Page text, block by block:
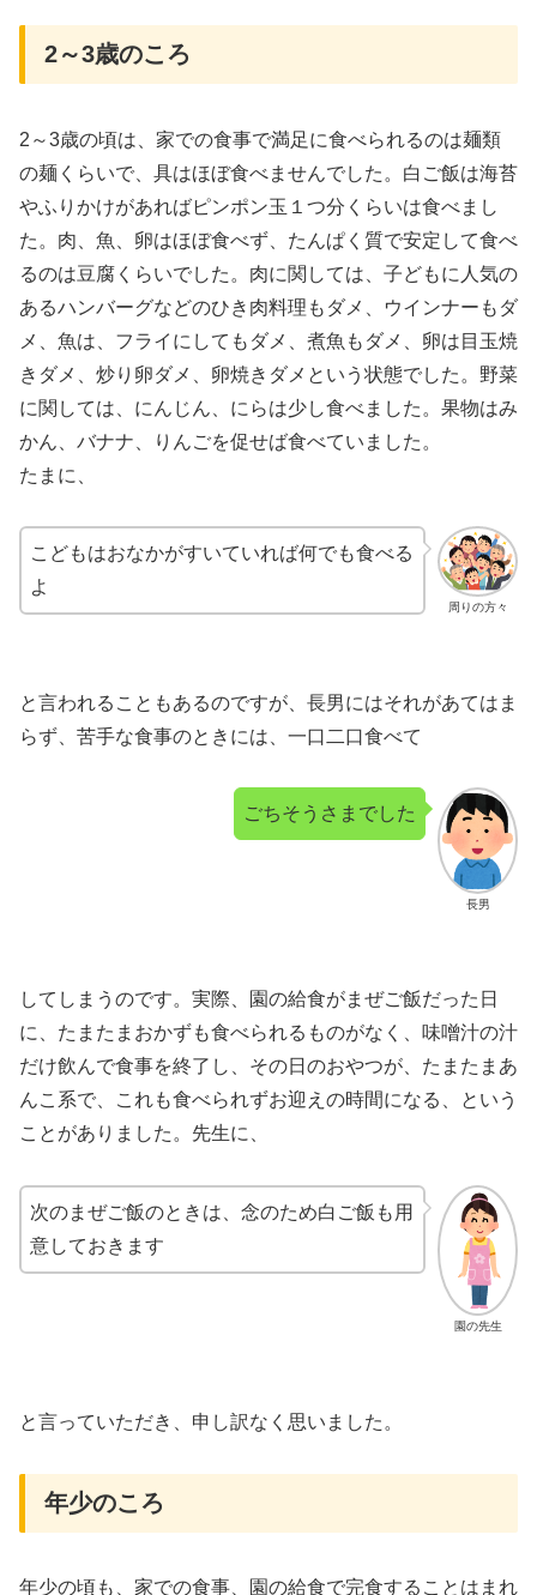
2～3歳のころ
2～3歳の頃は、家での食事で満足に食べられるのは麺類
の麺くらいで、具はほぼ食べませんでした。白ご飯は海苔
やふりかけがあればピンポン玉１つ分くらいは食べまし
た。肉、魚、卵はほぼ食べず、たんぱく質で安定して食べ
るのは豆腐くらいでした。肉に関しては、子どもに人気の
あるハンバーグなどのひき肉料理もダメ、ウインナーもダ
メ、魚は、フライにしてもダメ、煮魚もダメ、卵は目玉焼
きダメ、炒り卵ダメ、卵焼きダメという状態でした。野菜
に関しては、にんじん、にらは少し食べました。果物はみ
かん、バナナ、りんごを促せば食べていました。
たまに、
周りの方々
こどもはおなかがすいていれば何でも食べる
よ
と言われることもあるのですが、長男にはそれがあてはま
らず、苦手な食事のときには、一口二口食べて
長男
ごちそうさまでした
してしまうのです。実際、園の給食がまぜご飯だった日
に、たまたまおかずも食べられるものがなく、味噌汁の汁
だけ飲んで食事を終了し、その日のおやつが、たまたまあ
んこ系で、これも食べられずお迎えの時間になる、という
ことがありました。先生に、
園の先生
次のまぜご飯のときは、念のため白ご飯も用
意しておきます
と言っていただき、申し訳なく思いました。
年少のころ
年少の頃も、家での食事、園の給食で完食することはまれ